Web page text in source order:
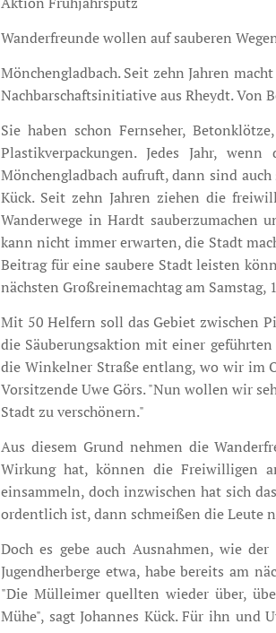
Wanderfreunde wollen auf sauberen
Mönchengladbach. Seit zehn Jahren
Nachbarschaftsinitiative aus Rheydt. Von
Sie haben schon Fernseher,
Plastikverpackungen. Jedes Jahr,
Mönchengladbach aufruft, dann sind
Kück. Seit zehn Jahren ziehen die
Wanderwege in Hardt
kann nicht immer erwarten, die Stadt
Beitrag für eine saubere Stadt leisten
nächsten Großreinemachtag am Samstag,
Mit 50 Helfern soll das Gebiet zwischen
die Säuberungsaktion mit einer
die Winkelner Straße entlang, wo wir im
Vorsitzende Uwe Görs. "Nun wollen wir
Stadt zu verschönern."
Aus diesem Grund nehmen die
Wirkung hat, können die Freiwilligen
einsammeln, doch inzwischen hat sich
ordentlich ist, dann schmeißen die Leute
Doch es gebe auch Ausnahmen, wie
Jugendherberge etwa, habe bereits am
"Die Mülleimer quellten wieder über,
Mühe", sagt Johannes Kück. Für ihn